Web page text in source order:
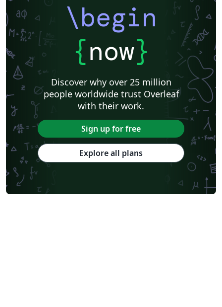
\begin
{now}
Discover why over 25 million
people worldwide trust Overleaf
with their work.
Sign up for free
Explore all plans